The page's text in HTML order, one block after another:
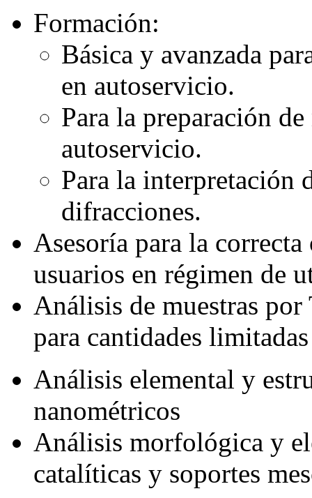
Formación:
Básica y avanzada
en autoservicio.
Para la preparación
autoservicio.
Para la interpretación
difracciones.
Asesoría para la
usuarios en régimen de
Análisis de muestras
para cantidades
Análisis elemental y
nanométricos
Análisis morfológica y
catalíticas y soportes